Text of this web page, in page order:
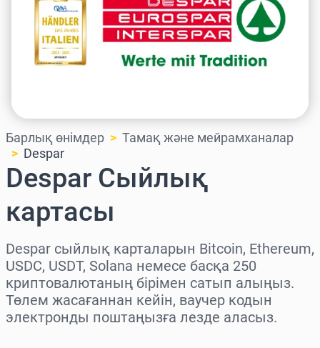
Барлық өнімдер
Тамақ және мейрамханалар
Despar
Despar Сыйлық
картасы
Despar сыйлық карталарын Bitcoin, Ethereum,
USDC, USDT, Solana немесе басқа 250
криптовалютаның бірімен сатып алыңыз.
Төлем жасағаннан кейін, ваучер кодын
электронды поштаңызға лезде аласыз.